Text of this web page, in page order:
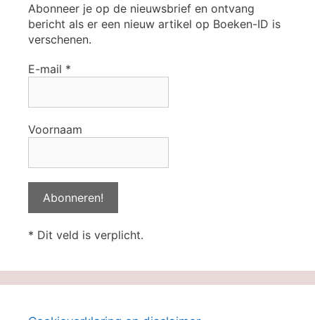
Abonneer je op de nieuwsbrief en ontvang
bericht als er een nieuw artikel op Boeken-ID is
verschenen.
E-mail *
Voornaam
* Dit veld is verplicht.